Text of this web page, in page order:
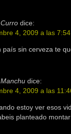
Curro dice:
4, 2009 a las
país sin cerveza te
Manchu dice:
4, 2009 a las
estoy ver esos
planteado